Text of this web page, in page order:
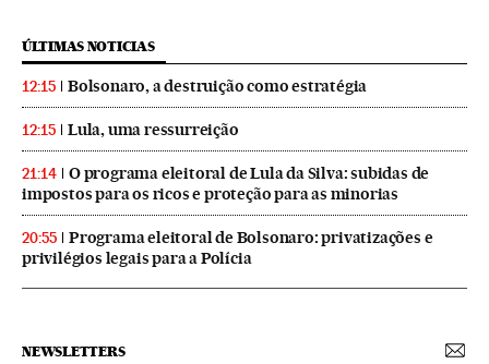
ÚLTIMAS NOTICIAS
12:15 Bolsonaro, a destruição como estratégia
12:15 Lula, uma ressurreição
21:14
O programa eleitoral de Lula da Silva: subidas de
impostos para os ricos e proteção para as minorias
20:55
Programa eleitoral de Bolsonaro: privatizações e
privilégios legais para a Polícia
NEWSLETTERS